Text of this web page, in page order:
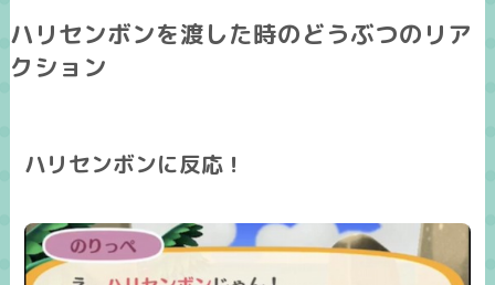
ハリセンボンを渡した時のどうぶつのリア
クション
ハリセンボンに反応！